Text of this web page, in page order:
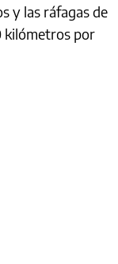
y las ráfagas de
kilómetros por